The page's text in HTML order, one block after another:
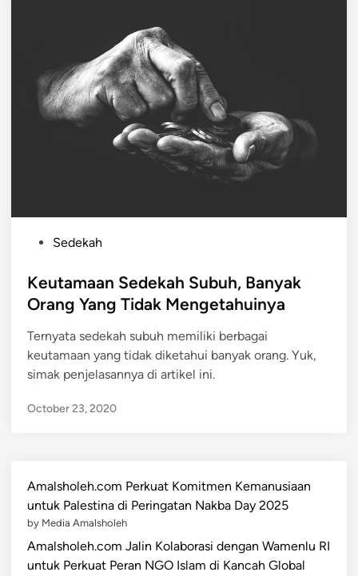
s
t
d
i
n
Sedekah
Keutamaan Sedekah Subuh, Banyak
Orang Yang Tidak Mengetahuinya
Ternyata sedekah subuh memiliki berbagai
keutamaan yang tidak diketahui banyak orang. Yuk,
simak penjelasannya di artikel ini.
October 23, 2020
Amalsholeh.com Perkuat Komitmen Kemanusiaan
untuk Palestina di Peringatan Nakba Day 2025
by Media Amalsholeh
Amalsholeh.com Jalin Kolaborasi dengan Wamenlu RI
untuk Perkuat Peran NGO Islam di Kancah Global